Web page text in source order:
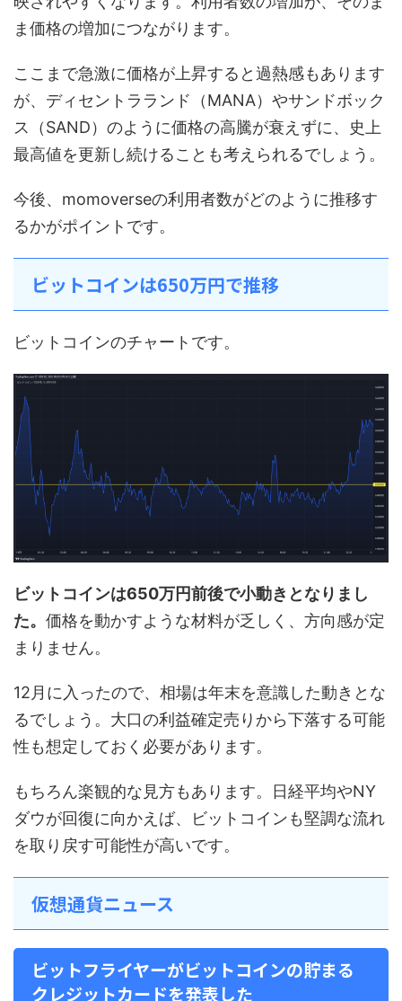
ま価格の増加につながります。
ここまで急激に価格が上昇すると過熱感もあります
が、ディセントラランド（MANA）やサンドボック
ス（SAND）のように価格の高騰が衰えずに、史上
最高値を更新し続けることも考えられるでしょう。
今後、momoverseの利用者数がどのように推移す
るかがポイントです。
ビットコインは650万円で推移
ビットコインのチャートです。
ビットコインは650万円前後で小動きとなりまし
た。 価格を動かすような材料が乏しく、方向感が定
まりません。
12月に入ったので、相場は年末を意識した動きとな
るでしょう。大口の利益確定売りから下落する可能
性も想定しておく必要があります。
もちろん楽観的な見方もあります。日経平均やNY
ダウが回復に向かえば、ビットコインも堅調な流れ
を取り戻す可能性が高いです。
仮想通貨ニュース
ビットフライヤーがビットコインの貯まる
クレジットカードを発表した